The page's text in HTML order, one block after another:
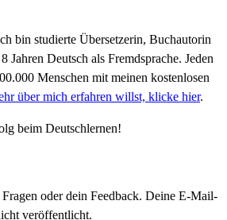
bin studierte Übersetzerin, Buchautorin
Jahren Deutsch als Fremdsprache. Jeden
Menschen mit meinen kostenlosen
über mich erfahren willst, klicke hier.
beim Deutschlernen!
oder dein Feedback. Deine E-Mail-
veröffentlicht.